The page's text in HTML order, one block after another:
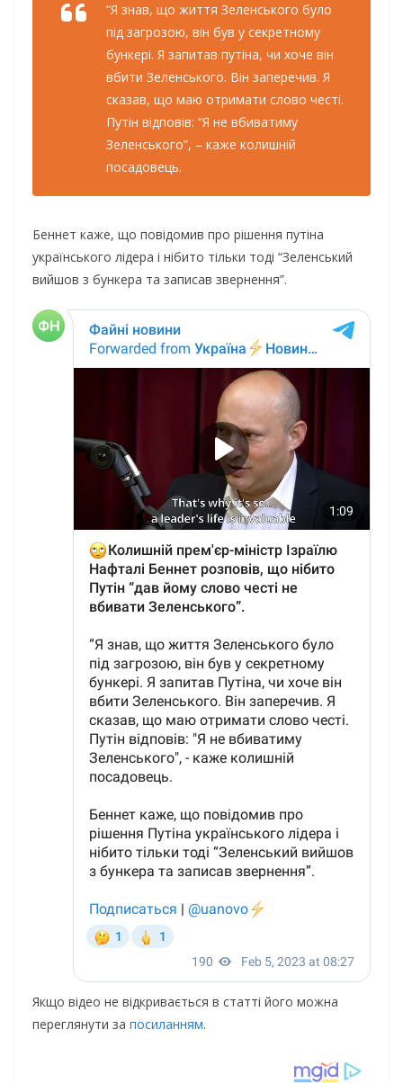
“Я знав, що життя Зеленського було
під загрозою, він був у секретному
бункері. Я запитав путіна, чи хоче він
вбити Зеленського. Він заперечив. Я
сказав, що маю отримати слово честі.
Путін відповів: “Я не вбиватиму
Зеленського”, – каже колишній
посадовець.
Беннет каже, що повідомив про рішення путіна
українського лідера і нібито тільки тоді “Зеленський
вийшов з бункера та записав звернення”.
Якщо відео не відкривається в статті його можна
переглянути за посиланням.